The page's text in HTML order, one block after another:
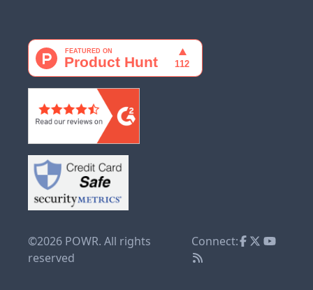
©2026 POWR. All rights
reserved
Connect: